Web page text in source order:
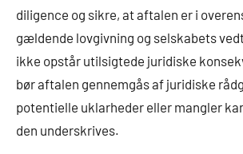
diligence og sikre, at aftalen er i
gældende lovgivning og selskabets
ikke opstår utilsigtede juridiske
bør aftalen gennemgås af juridiske
potentielle uklarheder eller mangler
den underskrives.